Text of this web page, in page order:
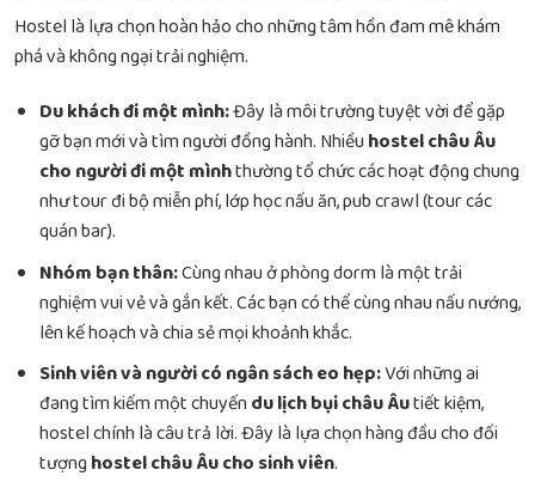
Hostel là lựa chọn hoàn hảo cho những tâm hồn đam mê khám
phá và không ngại trải nghiệm.
Du khách đi một mình:Đây là môi trường tuyệt vời để gặp
gỡ bạn mới và tìm người đồng hành. Nhiềuhostel châu Âu
cho người đi một mìnhthường tổ chức các hoạt động chung
như tour đi bộ miễn phí, lớp học nấu ăn, pub crawl (tour các
quán bar).
Nhóm bạn thân:Cùng nhau ở phòng dorm là một trải
nghiệm vui vẻ và gắn kết. Các bạn có thể cùng nhau nấu nướng,
lên kế hoạch và chia sẻ mọi khoảnh khắc.
Sinh viên và người có ngân sách eo hẹp:Với những ai
đang tìm kiếm một chuyếndu lịch bụi châu Âutiết kiệm,
hostel chính là câu trả lời. Đây là lựa chọn hàng đầu cho đối
tượnghostel châu Âu cho sinh viên.